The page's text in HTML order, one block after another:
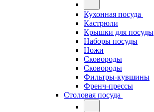
Кухонная посуда
Кастрюли
Крышки для посуды
Наборы посуды
Ножи
Сковороды
Сковороды
Фильтры-кувшины
Френч-прессы
Столовая посуда